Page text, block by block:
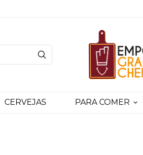
CERVEJAS PARA COMER